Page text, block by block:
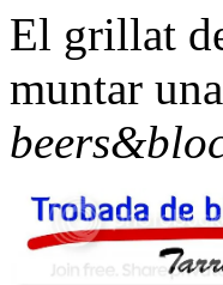
El grillat
muntar